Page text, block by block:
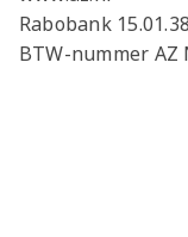
Rabobank
BTW-nummer AZ